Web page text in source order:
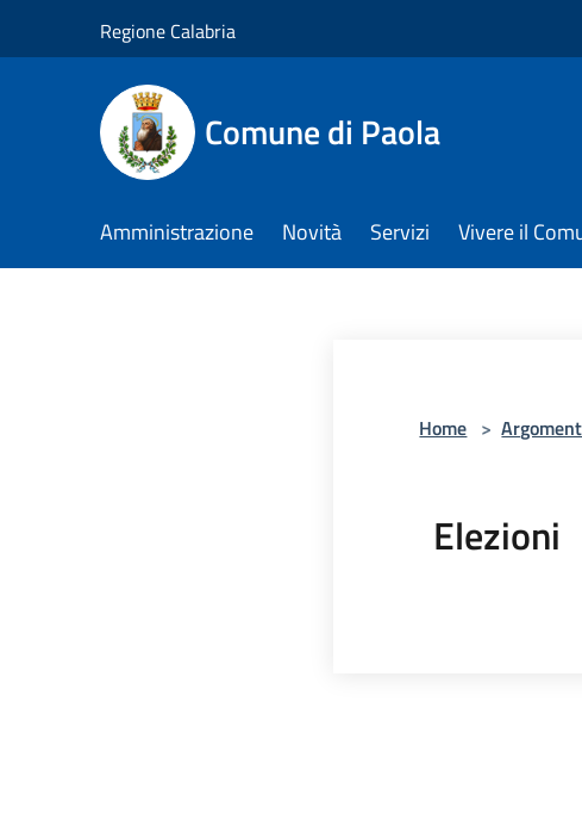
Regione Calabria
Comune di Paola
Amministrazione Novità Servizi Vivere il
Home >
Elezioni